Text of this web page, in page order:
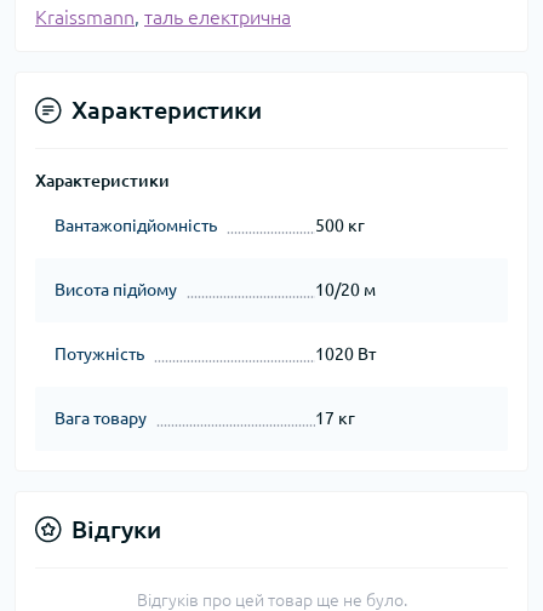
Kraissmann, таль електрична
Характеристики
Характеристики
Вантажопідйомність 500 кг
Висота підйому 10/20 м
Потужність 1020 Вт
Вага товару 17 кг
Відгуки
Відгуків про цей товар ще не було.